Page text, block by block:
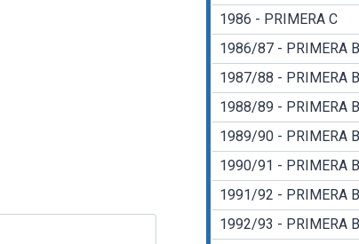
1986 - PRIMERA C
1986/87 - PRIMERA B
1987/88 - PRIMERA B
1988/89 - PRIMERA B
1989/90 - PRIMERA B
1990/91 - PRIMERA B
1991/92 - PRIMERA B
1992/93 - PRIMERA B